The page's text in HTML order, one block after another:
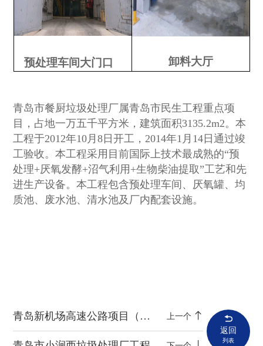
预处理车间大门口 卸料大厅
青岛市餐厨垃圾处理厂属青岛市民生工程重点项
目，占地一万五千平方米，建筑面积3135.2m2。本
工程于2012年10月8日开工，2014年1月14日通过竣
工验收。本工程采用目前国际上技术最成熟的“预
处理+厌氧发酵+沼气利用+生物柴油提取”工艺和先
进生产设备。本工程包含预处理车间、厌氧罐、均
质池、废水池、清水池及厂内配套设施。
青岛新机场高速公路项目（一期先期实施段） 上一个
返回
列表